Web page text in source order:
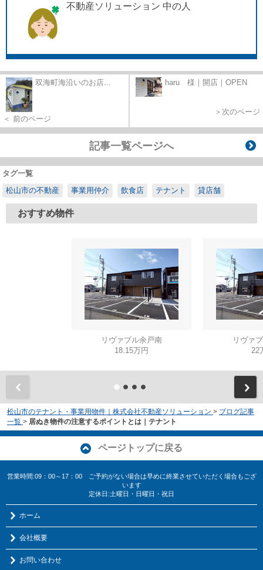
不動産ソリューション 中の人
双海町海沿いのお店...
＜ 前のページ
haru 様｜開店｜OPEN
＞次のページ
記事一覧ページへ
タグ一覧
松山市の不動産
事業用仲介 飲食店 テナント 貸店舗
おすすめ物件
リヴァブル余戸南
18.15万円
リヴァ
22
松山市のテナント・事業用物件｜株式会社不動産ソリューション > ブログ記事
一覧 > 居ぬき物件の注意するポイントとは｜テナント
ページトップに戻る
営業時間:09：00～17：00 ご予約がない場合は早めに終業させていただく場合もござ
います
定休日:土曜日・日曜日・祝日
ホーム
会社概要
お問い合わせ